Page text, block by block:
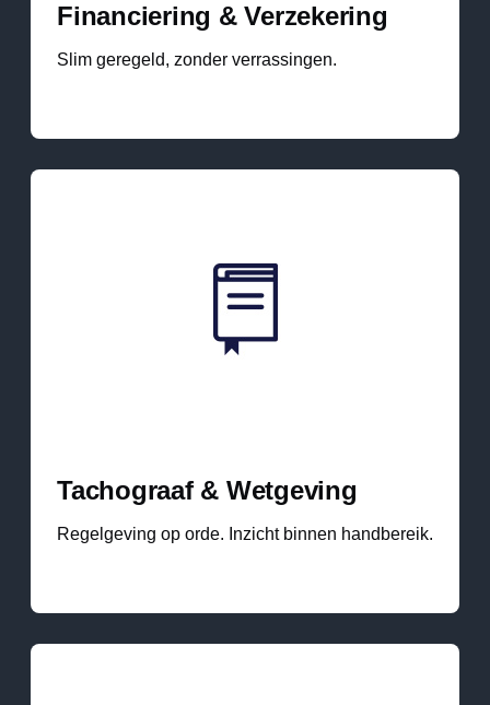
Financiering & Verzekering
Slim geregeld, zonder verrassingen.
Tachograaf & Wetgeving
Regelgeving op orde. Inzicht binnen handbereik.